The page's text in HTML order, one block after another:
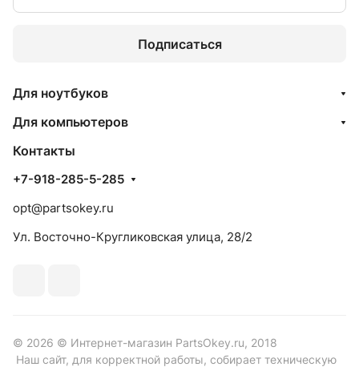
Подписаться
Для ноутбуков
Для компьютеров
Контакты
+7-918-285-5-285
opt@partsokey.ru
Ул. Восточно-Кругликовская улица, 28/2
© 2026 © Интернет-магазин PartsOkey.ru, 2018
Наш сайт, для корректной работы, собирает техническую